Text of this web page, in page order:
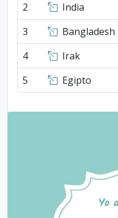
2
India
3
Bangladesh
4
Irak
5
Egipto